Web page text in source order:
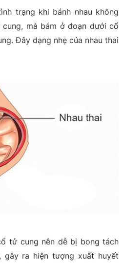
trạng khi bánh nhau không
mà bám ở đoạn dưới cổ
Đây dạng nhẹ của nhau thai
tử cung nên dễ bị bong tách
gây ra hiện tượng xuất huyết